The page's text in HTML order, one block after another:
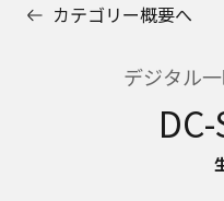
カテゴリー概要へ
デジタル